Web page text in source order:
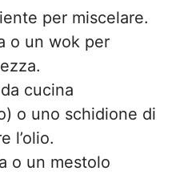
per miscelare.
o un wok per
cucina
o uno schidione di
l’olio.
o un mestolo